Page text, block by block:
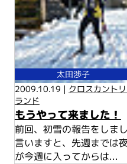
太田渉子
2009.10.19 | クロスカント
ランド
もうやって来ました！
前回、初雪の報告をしま
言いますと、先週までは
が今週に入ってからは...